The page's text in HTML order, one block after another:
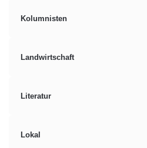
Kolumnisten
Landwirtschaft
Literatur
Lokal